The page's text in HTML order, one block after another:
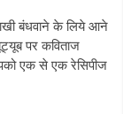
बंधवाने के लिये आने
पर कविताज
एक से एक रेसिपीज